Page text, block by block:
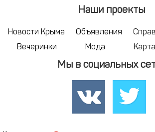
Наши проекты
Новости Крыма Объявления
Вечеринки
Мода
Мы в социальных